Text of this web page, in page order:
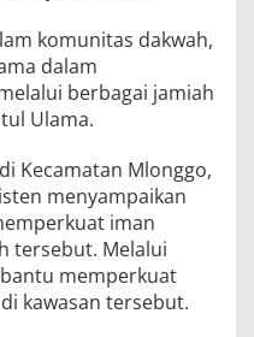
komunitas dakwah,
dalam
berbagai jamiah
Ulama.
Kecamatan Mlonggo,
menyampaikan
iman
tersebut. Melalui
memperkuat
kawasan tersebut.